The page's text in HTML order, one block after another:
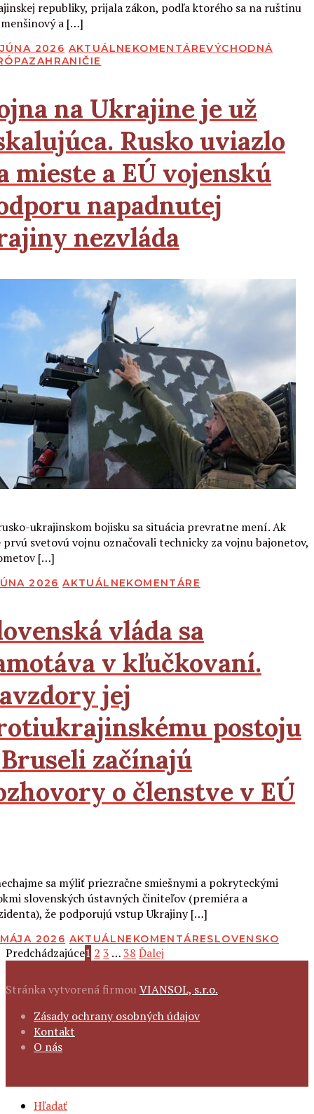
republiky, prijala zákon, podľa ktorého sa na ruštinu
a […]
2026 AKTUÁLNE KOMENTÁREVÝCHODNÁ
ZAHRANIČIE
na Ukrajine je už
Rusko uviazlo
mieste a EÚ vojenskú
napadnutej
nezvláda
ukrajinskom bojisku sa situácia prevratne mení. Ak
prvú svetovú vojnu označovali technicky za vojnu bajonetov,
[…]
2026 AKTUÁLNEKOMENTÁRE
vláda sa
v kľučkovaní.
jej
postoju
začínajú
o členstve v EÚ
sa mýliť priezračne smiešnymi a pokryteckými
slovenských ústavných činiteľov (premiéra a
že podporujú vstup Ukrajiny […]
2026 AKTUÁLNE KOMENTÁRESLOVENSKO
Navigácia
článkov
Predchádzajúce1 2 3 …38 Ďalej
Stránka vytvorená firmou VIANSOL, s.r.o.
FOOTER
NAVIGATION
Zásady ochrany osobných údajov
Kontakt
O nás
SECONDARY
Hľadať